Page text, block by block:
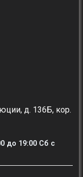
д. 136Б, кор.
до 19:00 Сб с